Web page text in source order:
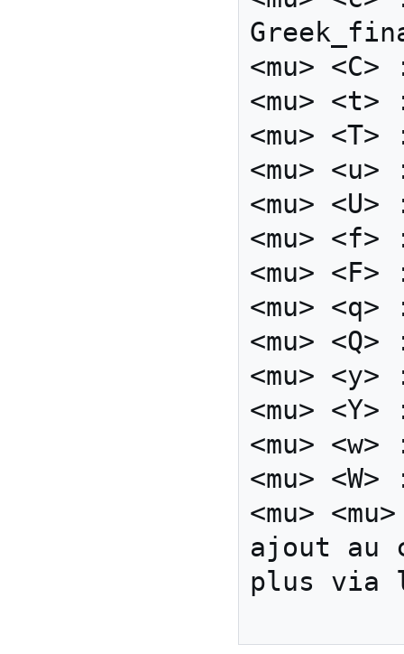
<mu>
<mu>
<mu>
<mu>
<mu>
<mu>
<mu>
<mu>
<mu>
<mu>
<mu>
<mu>
<mu>
<mu>
ajout au
plus via